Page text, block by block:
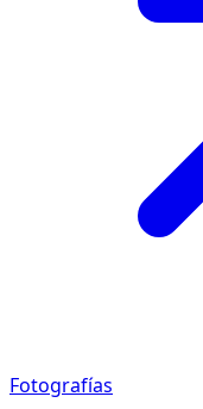
Fotografías